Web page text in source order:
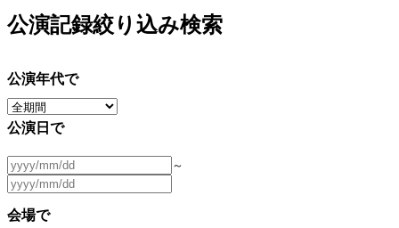
公演記録絞り込み検索
公演年代で
公演日で
～
会場で